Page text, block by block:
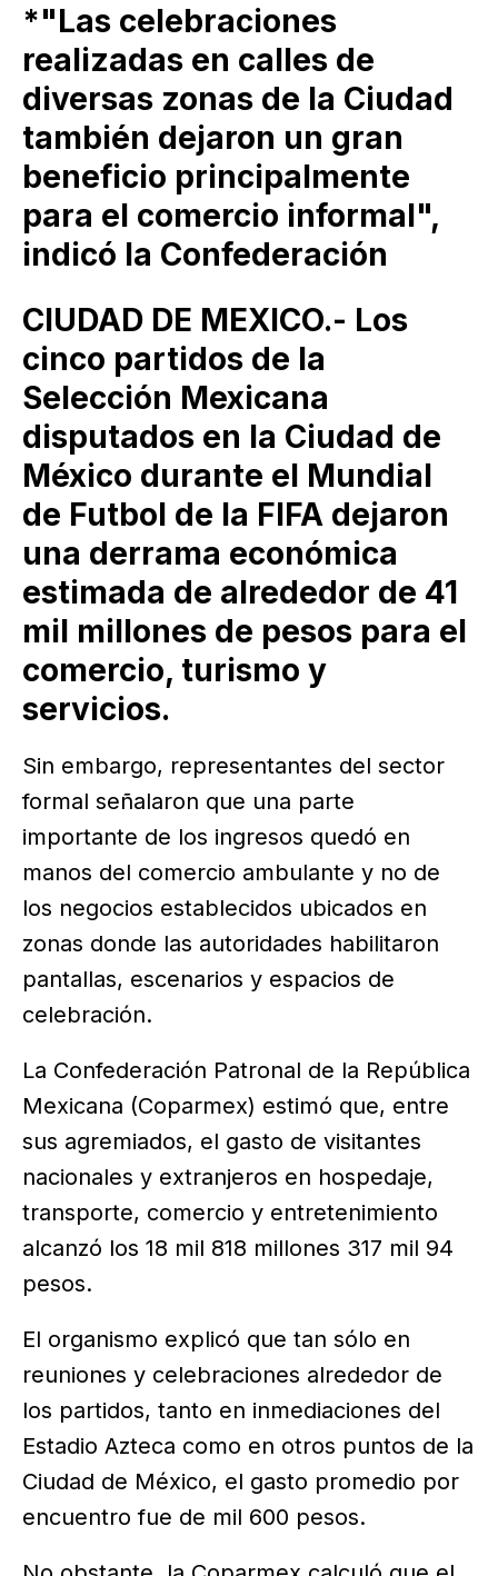
*"Las celebraciones
realizadas en calles de
diversas zonas de la Ciudad
también dejaron un gran
beneficio principalmente
para el comercio informal",
indicó la Confederación
CIUDAD DE MEXICO.- Los
cinco partidos de la
Selección Mexicana
disputados en la Ciudad de
México durante el Mundial
de Futbol de la FIFA dejaron
una derrama económica
estimada de alrededor de 41
mil millones de pesos para el
comercio, turismo y
servicios.
Sin embargo, representantes del sector
formal señalaron que una parte
importante de los ingresos quedó en
manos del comercio ambulante y no de
los negocios establecidos ubicados en
zonas donde las autoridades habilitaron
pantallas, escenarios y espacios de
celebración.
La Confederación Patronal de la República
Mexicana (Coparmex) estimó que, entre
sus agremiados, el gasto de visitantes
nacionales y extranjeros en hospedaje,
transporte, comercio y entretenimiento
alcanzó los 18 mil 818 millones 317 mil 94
pesos.
El organismo explicó que tan sólo en
reuniones y celebraciones alrededor de
los partidos, tanto en inmediaciones del
Estadio Azteca como en otros puntos de la
Ciudad de México, el gasto promedio por
encuentro fue de mil 600 pesos.